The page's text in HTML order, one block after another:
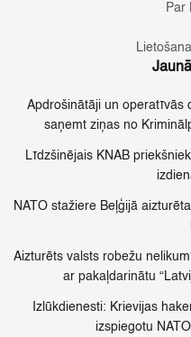
Par
Apdrošinātāji un operatīvās
saņemt ziņas no
Līdzšinējais KNAB
NATO stažiere Beļģijā
Aizturēts valsts robežu
ar pakaļdarinātu
Izlūkdienesti: Krievijas
izspiegotu